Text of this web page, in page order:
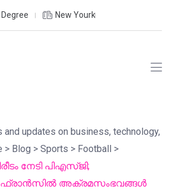
New Yourk
and updates on business, technology,
> Blog > Sports > Football
>
നേടി പി‌എസ്‌ജി;
അക്രമസംഭവങ്ങൾ